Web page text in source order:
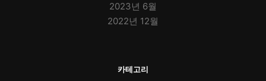
2023년 6월
2022년 12월
카테고리